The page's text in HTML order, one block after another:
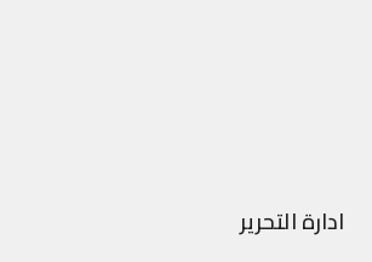
ادارة التحرير